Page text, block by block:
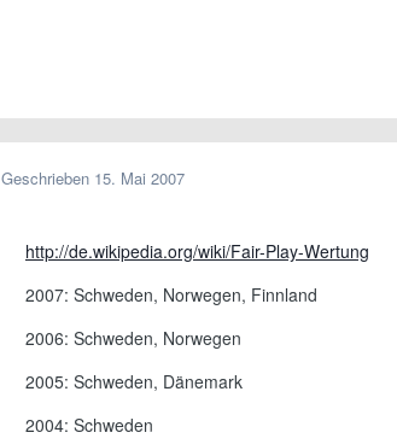
Geschrieben 15. Mai 2007
http://de.wikipedia.org/wiki/Fair-Play-Wertung
2007: Schweden, Norwegen, Finnland
2006: Schweden, Norwegen
2005: Schweden, Dänemark
2004: Schweden